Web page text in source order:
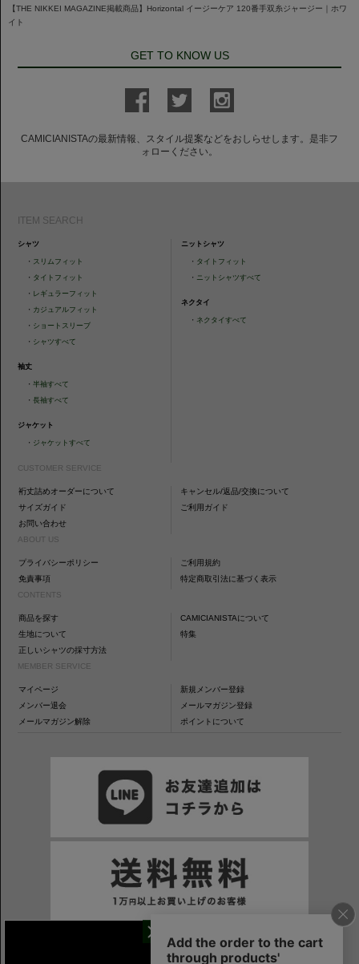
【THE NIKKEI MAGAZINE掲載商品】Horizontal イージーケア 120番手双糸ジャージー｜ホワ
イト
GET TO KNOW US
CAMICIANISTAの最新情報、スタイル提案などをおしらせします。是非フ
ォローください。
ITEM SEARCH
シャツ
・ スリムフィット
・ タイトフィット
・ レギュラーフィット
・ カジュアルフィット
・ ショートスリーブ
・ シャツすべて
袖丈
・半袖すべて
・長袖すべて
ジャケット
・ ジャケットすべて
ニットシャツ
・ タイトフィット
・ ニットシャツすべて
ネクタイ
・ ネクタイすべて
CUSTOMER SERVICE
裄丈詰めオーダーについて
キャンセル/返品/交換について
サイズガイド
ご利用ガイド
お問い合わせ
ABOUT US
プライバシーポリシー
ご利用規約
免責事項
特定商取引法に基づく表示
CONTENTS
商品を探す
CAMICIANISTAについて
生地について
特集
正しいシャツの採寸方法
MEMBER SERVICE
マイページ
新規メンバー登録
メンバー退会
メールマガジン登録
メールマガジン解除
ポイントについて